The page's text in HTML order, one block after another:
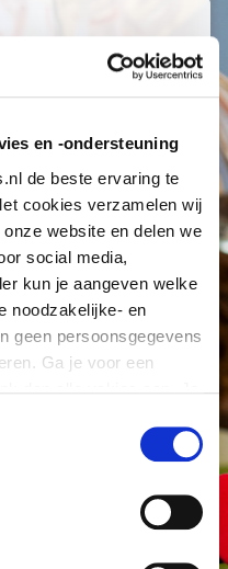
en -ondersteuning
de beste ervaring te
cookies verzamelen wij
website en delen we
social media,
kun je aangeven welke
noodzakelijke- en
geen persoonsgegevens
Ga je voor een
concrete
voor:
in de
uitvoeren
activiteit in